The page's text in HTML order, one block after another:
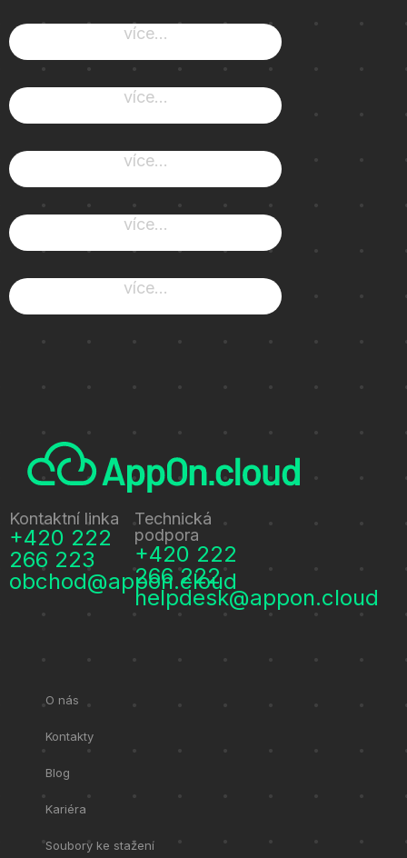
více...
více...
více...
více...
více...
Kontaktní linka
+420 222
266 223
obchod@appon.cloud
Technická
podpora
+420 222
266 222
helpdesk@appon.cloud
O nás
Kontakty
Blog
Kariéra
Soubory ke stažení